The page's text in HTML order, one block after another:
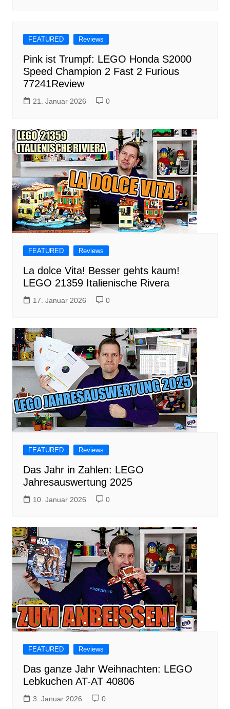
FEATURED Reviews
Pink ist Trumpf: LEGO Honda S2000
Speed Champion 2 Fast 2 Furious
77241Review
21. Januar 2026 0
FEATURED Reviews
La dolce Vita! Besser gehts kaum!
LEGO 21359 Italienische Rivera
17. Januar 2026 0
FEATURED Reviews
Das Jahr in Zahlen: LEGO
Jahresauswertung 2025
10. Januar 2026 0
FEATURED Reviews
Das ganze Jahr Weihnachten: LEGO
Lebkuchen AT-AT 40806
3. Januar 2026 0